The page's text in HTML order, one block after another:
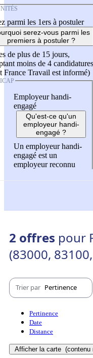
parmi les 1ers à postuler
serez-vous parmi les
premiers à postuler ?
de plus de 15 jours,
moins de 4 candidatures
France Travail est informé)
Employeur handi-
engagé
Qu'est-ce qu'un
employeur handi-
engagé ?
Un employeur handi-
engagé est un
employeur reconnu
2 offres pour
(83000,
Trier par Pertinence
Pertinence
Date
Distance
Afficher la carte (contenu